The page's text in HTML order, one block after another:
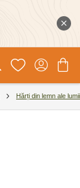
Hărți din lemn ale lumii